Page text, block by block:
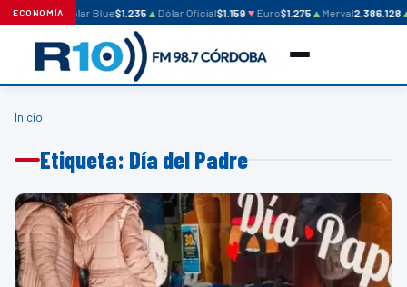
ECONOMÍADólar Blue$1.235▲ Dólar Oficial$1.159▼Euro$1.275▲ Merval2.386.128
Inicio
Etiqueta: Día del Padre